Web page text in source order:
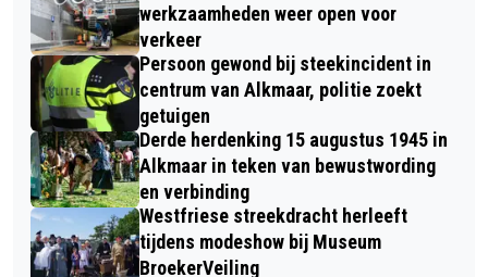
werkzaamheden weer open voor
verkeer
Persoon gewond bij steekincident in
centrum van Alkmaar, politie zoekt
getuigen
Derde herdenking 15 augustus 1945 in
Alkmaar in teken van bewustwording
en verbinding
Westfriese streekdracht herleeft
tijdens modeshow bij Museum
BroekerVeiling